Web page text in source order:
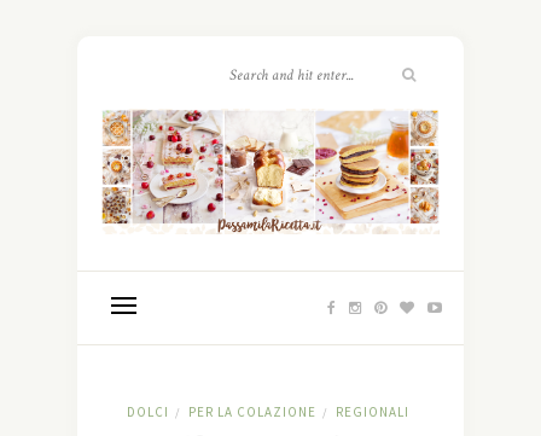
DOLCI / PER LA COLAZIONE / REGIONALI